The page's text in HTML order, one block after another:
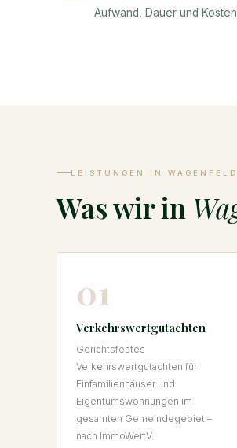
Aufwand, Dauer und
LEISTUNGEN IN WAGENFELD
Was wir in
01
Verkehrswertgutachten
Gerichtsfestes
Verkehrswertgutachten für
Einfamilienhäuser und
Eigentumswohnungen im
gesamten Gemeindegebiet –
nach ImmoWertV.